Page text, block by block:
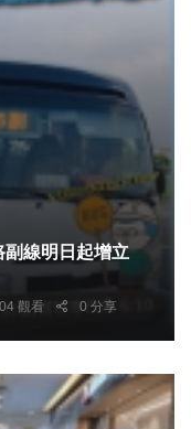
副線明日起增立
觀看 0 分享